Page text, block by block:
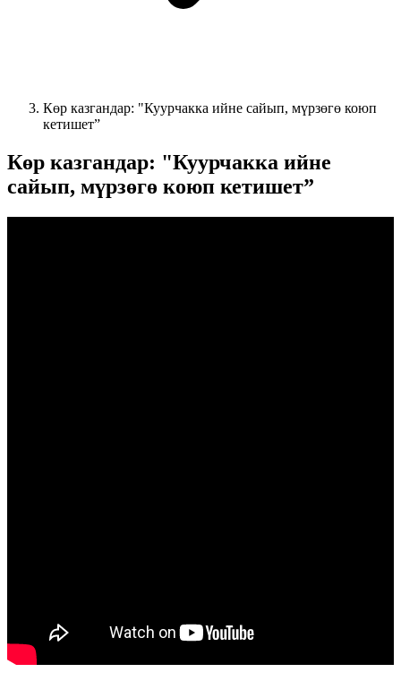
Көр казгандар: "Куурчакка ийне сайып, мүрзөгө коюп
кетишет”
Көр казгандар: "Куурчакка ийне
сайып, мүрзөгө коюп кетишет”